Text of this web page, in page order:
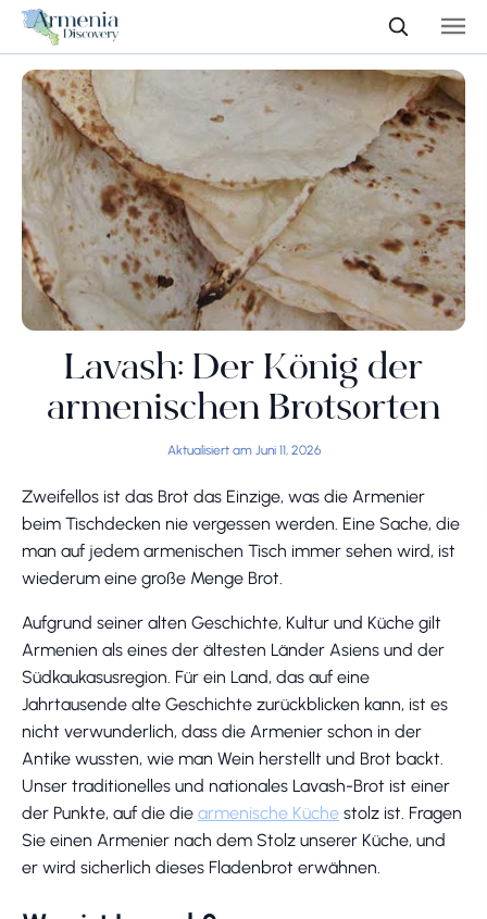
Lavash: Der König der
armenischen Brotsorten
Aktualisiert am Juni 11, 2026
Zweifellos ist das Brot das Einzige, was die Armenier
beim Tischdecken nie vergessen werden. Eine Sache, die
man auf jedem armenischen Tisch immer sehen wird, ist
wiederum eine große Menge Brot.
Aufgrund seiner alten Geschichte, Kultur und Küche gilt
Armenien als eines der ältesten Länder Asiens und der
Südkaukasusregion. Für ein Land, das auf eine
Jahrtausende alte Geschichte zurückblicken kann, ist es
nicht verwunderlich, dass die Armenier schon in der
Antike wussten, wie man Wein herstellt und Brot backt.
Unser traditionelles und nationales Lavash-Brot ist einer
der Punkte, auf die die armenische Küche stolz ist. Fragen
Sie einen Armenier nach dem Stolz unserer Küche, und
er wird sicherlich dieses Fladenbrot erwähnen.